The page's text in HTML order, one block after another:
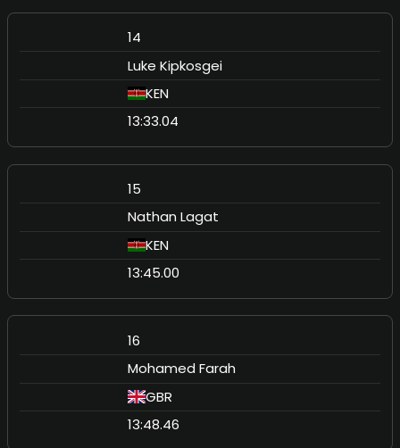
14
Luke Kipkosgei
KEN
13:33.04
15
Nathan Lagat
KEN
13:45.00
16
Mohamed Farah
GBR
13:48.46